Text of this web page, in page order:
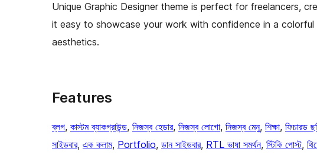
Unique Graphic Designer theme is perfect for freelancers,
it easy to showcase your work with confidence in a
aesthetics.
Features
ব্লগ, কাস্টম ব্যাকগ্রাউন্ড, নিজস্ব হেডার, নিজস্ব লোগো, নিজস্ব মেনু, শিক্ষা, ফিচারড
সাইডবার, এক কলাম, Portfolio, ডান সাইডবার, RTL ভাষা সমর্থন, স্টিকি পোস্ট,